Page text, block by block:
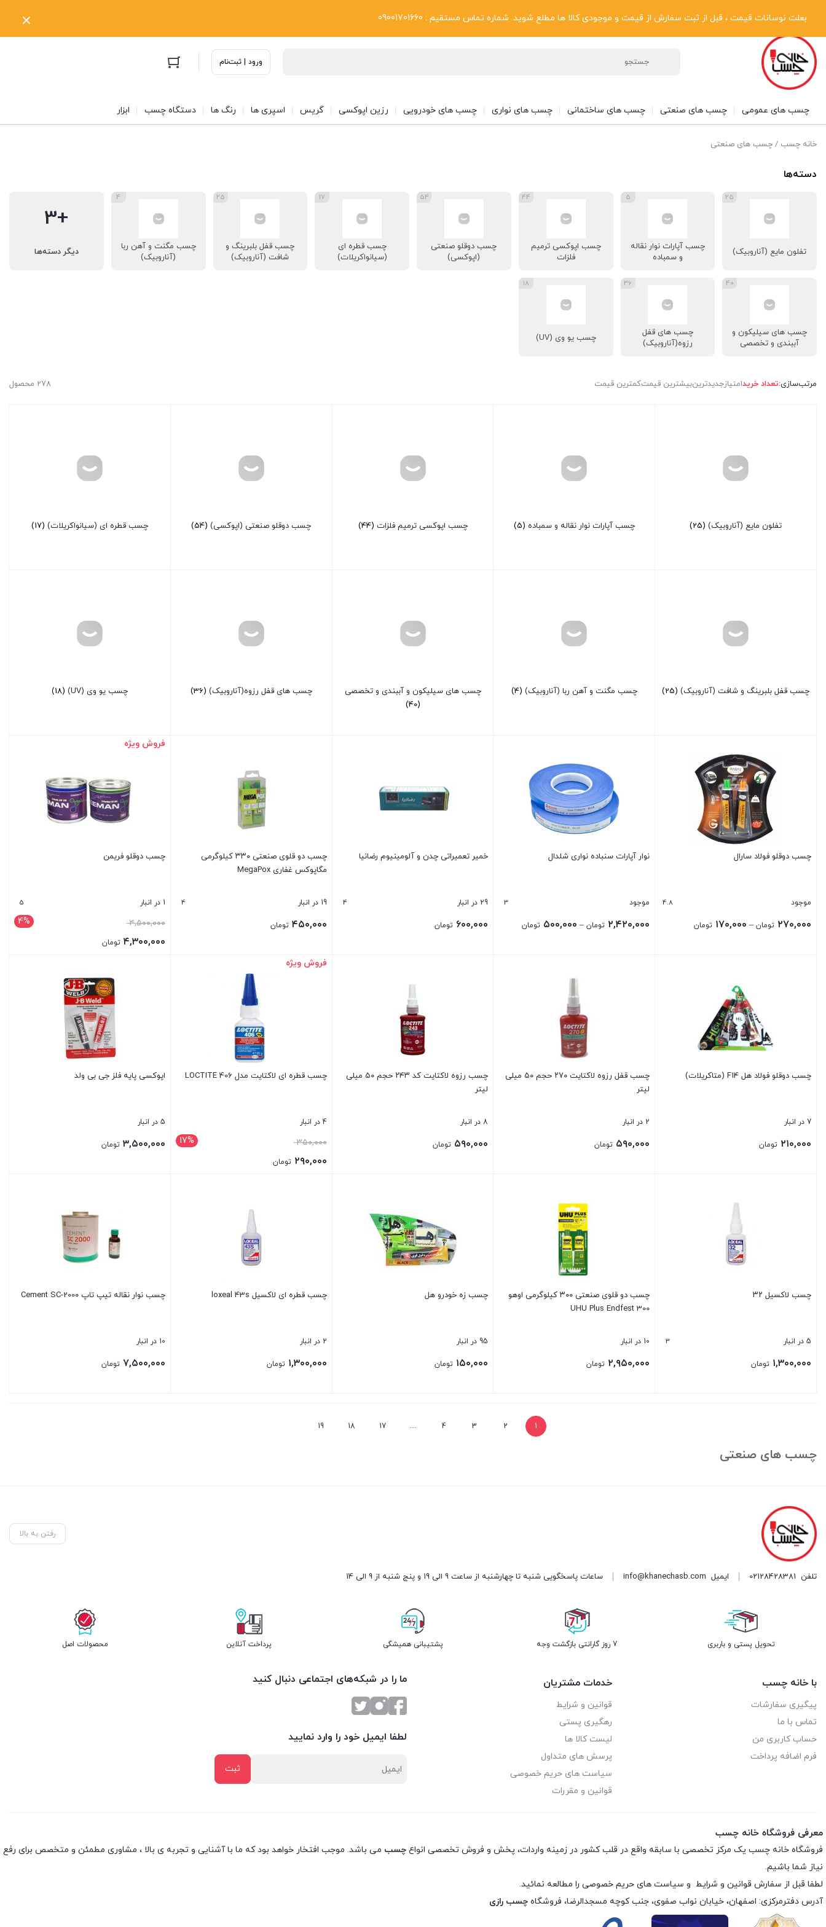
بعلت نوسانات قیمت ، قبل از ثبت سفارش از قیمت و موجودی کالا ها مطلع شوید. شماره تماس مستقیم : 09001701660
پیگیری سفارشات دریافت فاکتور رسمی تماس با ما درباره ما بلاگ
ورود | ثبت‌نام
چسب های عمومی چسب های صنعتی چسب های ساختمانی چسب های نواری چسب های خودرویی رزین اپوکسی گریس اسپری ها رنگ ها دستگاه چسب ابزار
خانه چسب / چسب های صنعتی
دسته‌ها
تفلون مایع (آناروبیک)
25
چسب آپارات نوار نقاله
و سمباده
5
چسب اپوکسی ترمیم
فلزات
44
چسب دوقلو صنعتی
(اپوکسی)
54
چسب قطره ای
(سیانواکریلات)
17
چسب قفل بلبرینگ و
شافت (آناروبیک)
25
چسب مگنت و آهن ربا
(آناروبیک)
4
+3
دیگر دسته‌ها
چسب های سیلیکون و
آببندی و تخصصی
40
چسب های قفل
رزوه(آناروبیک)
36
چسب یو وی (UV)
18
278 محصول مرتب‌سازی:تعداد خریدامتیازجدیدترینبیشترین قیمتکمترین قیمت
تفلون مایع (آناروبیک) (25) چسب آپارات نوار نقاله و سمباده (5) چسب اپوکسی ترمیم فلزات (44) چسب دوقلو صنعتی (اپوکسی) (54) چسب قطره ای (سیانواکریلات) (17)
چسب قفل بلبرینگ و شافت (آناروبیک) (25) چسب مگنت و آهن ربا (آناروبیک) (4)
چسب های سیلیکون و آببندی و تخصصی
(40)
چسب های قفل رزوه(آناروبیک) (36) چسب یو وی (UV) (18)
چسب دوقلو فولاد سارال
موجود 4.8
۲۷۰,۰۰۰ تومان – ۱۷۰,۰۰۰ تومان
نوار آپارات سنباده نواری شلدال
موجود 3
۲,۴۲۰,۰۰۰ تومان – ۵۰۰,۰۰۰ تومانPrice
خمیر تعمیراتی چدن و آلومینیوم رضانیا
29 در انبار 4
۶۰۰,۰۰۰ تومان
چسب دو قلوی صنعتی ۳۳۰ کیلوگرمی
مگاپوکس غفاری MegaPox
19 در انبار 4
۴۵۰,۰۰۰ تومان
بستن
فروش ویژه
چسب دوقلو فریمن
1 در انبار 5
4% ۴,۵۰۰,۰۰۰قیمت
اصلی:۴,۳۰۰,۰۰۰ تومان
چسب دوقلو فولاد هل F14 (متاکریلات)
7 در انبار
۲۱۰,۰۰۰ تومان
چسب قفل رزوه لاکتایت ۲۷۰ حجم ۵۰ میلی
لیتر
2 در انبار
۵۹۰,۰۰۰ تومان
چسب رزوه لاکتایت کد ۲۴۳ حجم ۵۰ میلی
لیتر
8 در انبار
۵۹۰,۰۰۰ تومان
فروش ویژه
چسب قطره ای لاکتایت مدل LOCTITE 406
4 در انبار
17% ۳۵۰,۰۰۰قیمت
اصلی: ۲۹۰,۰۰۰ تومان
اپوکسی پایه فلز جی بی ولد
5 در انبار
۳,۵۰۰,۰۰۰ تومان
چسب لاکسیل ۳۲
5 در انبار 3
۱,۳۰۰,۰۰۰ تومان
چسب دو قلوی صنعتی ۳۰۰ کیلوگرمی اوهو
UHU Plus Endfest 300
10 در انبار
۲,۹۵۰,۰۰۰ تومان
چسب زه خودرو هل
95 در انبار
۱۵۰,۰۰۰ تومان
چسب قطره ای لاکسیل loxeal 43s
2 در انبار
۱,۳۰۰,۰۰۰ تومان
چسب نوار نقاله تیپ تاپ Cement SC-2000
10 در انبار
۷,۵۰۰,۰۰۰ تومان
1
2
3
4
…
17
18
19
چسب های صنعتی
رفتن به بالا
تلفن 02128428381 ایمیل info@khanechasb.com ساعات پاسخگویی شنبه تا چهارشنبه از ساعت 9 الی 19 و پنج شنبه از 9 الی 14
تحویل پستی و باربری 7 روز گارانتی بازگشت وجه پشتیبانی همیشگی پرداخت آنلاین محصولات اصل
با خانه چسب
پیگیری سفارشات
تماس با ما
حساب کاربری من
فرم اضافه پرداخت
خدمات مشتریان
قوانین و شرایط
رهگیری پستی
لیست کالا ها
پرسش های متداول
سیاست های حریم خصوصی
قوانین و مقررات
ما را در شبکه‌های اجتماعی دنبال کنید
لطفا ایمیل خود را وارد نمایید
معرفی فروشگاه خانه چسب
فروشگاه خانه چسب یک مرکز تخصصی با سابقه واقع در قلب کشور در زمینه واردات، پخش و فروش تخصصی انواع چسب می باشد. موجب افتخار خواهد بود که ما با آشنایی و تجربه ی بالا ، مشاوری مطمئن و متخصص برای رفع
نیاز شما باشیم.
لطفا قبل از سفارش قوانین و شرایط و سیاست های حریم خصوصی را مطالعه نمائید.
آدرس دفترمرکزی: اصفهان، خیابان نواب صفوی، جنب کوچه مسجدالرضا، فروشگاه چسب رازی